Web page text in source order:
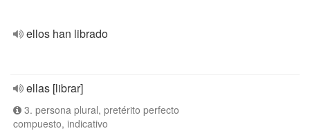
ellos han librado
ellas [librar]
3. persona plural, pretérito perfecto
compuesto, indicativo